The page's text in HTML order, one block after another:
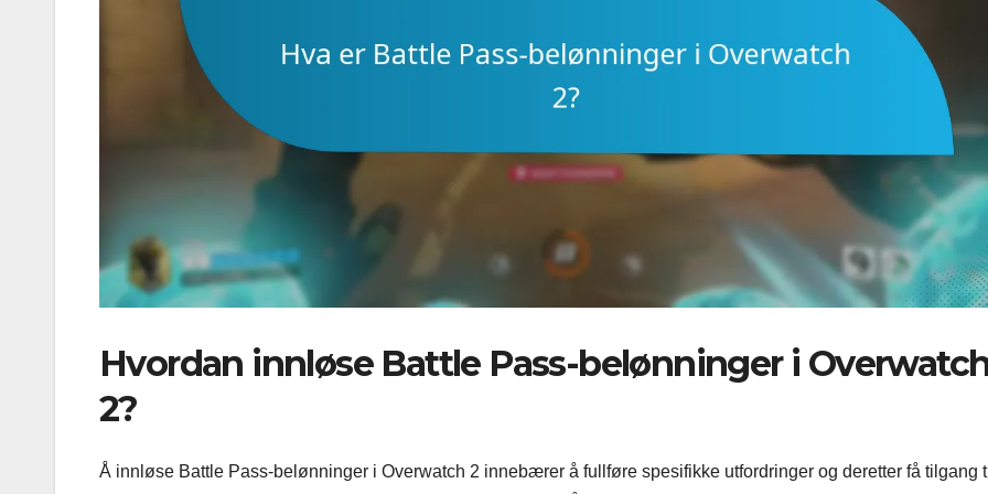
Hvordan innløse Battle Pass-belønninger i
2?
Å innløse Battle Pass-belønninger i Overwatch 2 innebærer å fullføre spesifikke utfordringer og deretter få tilgang